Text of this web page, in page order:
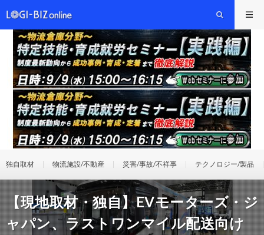
独自取材 物流施設/不動産 災害/事故/不祥事 テクノロジー/製品
【現地取材・独自】EVモーターズ・ジ
ャパン、ラストワンマイル配送向け